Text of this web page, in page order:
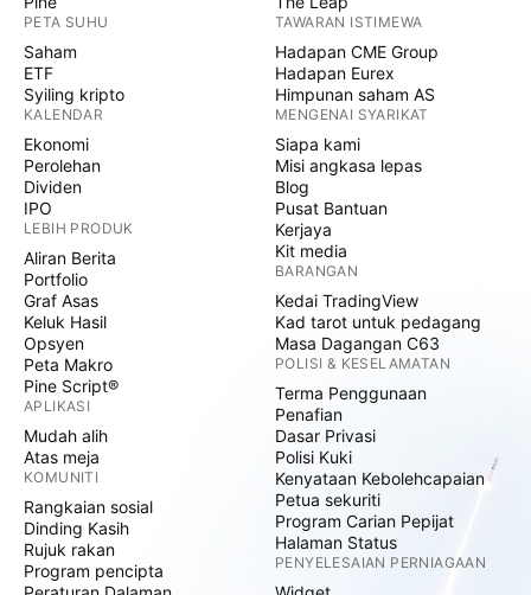
PETA SUHU
Saham
ETF
Syiling kripto
KALENDAR
Ekonomi
Perolehan
Dividen
IPO
LEBIH PRODUK
Aliran Berita
Portfolio
Graf Asas
Keluk Hasil
Opsyen
Peta Makro
Pine Script®
APLIKASI
Mudah alih
Atas meja
KOMUNITI
Rangkaian sosial
Dinding Kasih
Rujuk rakan
Program pencipta
TAWARAN ISTIMEWA
Hadapan CME Group
Hadapan Eurex
Himpunan saham AS
MENGENAI SYARIKAT
Siapa kami
Misi angkasa lepas
Blog
Pusat Bantuan
Kerjaya
Kit media
BARANGAN
Kedai TradingView
Kad tarot untuk pedagang
Masa Dagangan C63
POLISI & KESELAMATAN
Terma Penggunaan
Penafian
Dasar Privasi
Polisi Kuki
Kenyataan Kebolehcapaian
Petua sekuriti
Program Carian Pepijat
Halaman Status
PENYELESAIAN PERNIAGAAN